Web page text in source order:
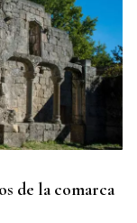
de la comarca